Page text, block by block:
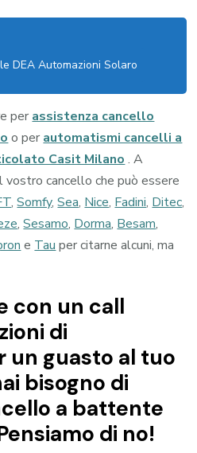
DEA Automazioni Solaro
per assistenza cancello
o per automatismi cancelli a
Casit Milano . A
vostro cancello che può essere
,Somfy,Sea, Nice, Fadini, Ditec,
,Sesamo, Dorma, Besam,
e Tau per citarne alcuni, ma
con un call
di
un guasto al tuo
bisogno di
a battente
di no!